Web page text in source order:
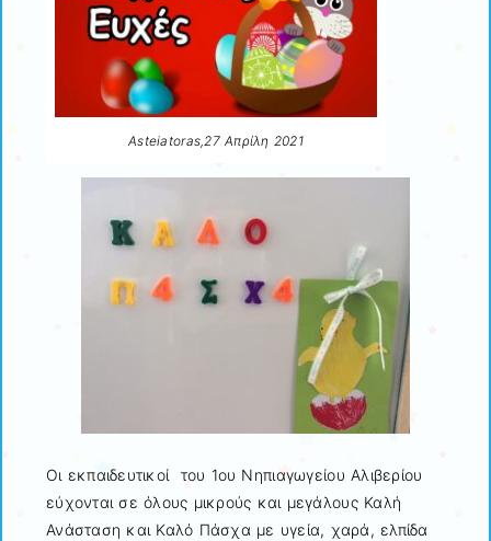
Asteiatoras,27 Απρίλη 2021
Οι εκπαιδευτικοί του 1ου Νηπιαγωγείου Αλιβερίου
εύχονται σε όλους μικρούς και μεγάλους Καλή
Ανάσταση και Καλό Πάσχα με υγεία, χαρά, ελπίδα